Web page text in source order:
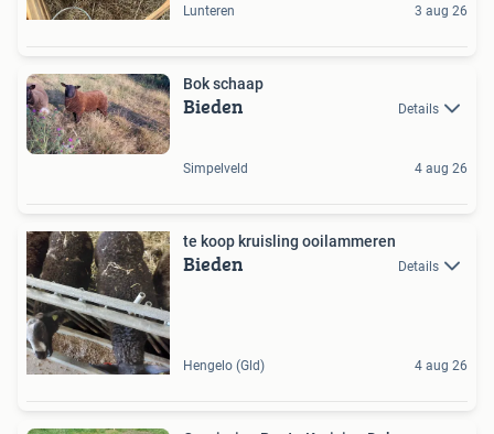
Lunteren 3 aug 26
Bok schaap
Bieden Details
Simpelveld 4 aug 26
te koop kruisling ooilammeren
Bieden Details
Hengelo (Gld) 4 aug 26